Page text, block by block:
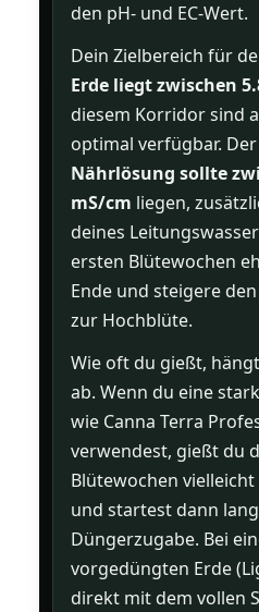
den pH- und EC-Wert.
Dein Zielbereich für
Erde liegt zwischen
diesem Korridor sind
optimal verfügbar. Der
Nährlösung sollte
mS/cm liegen,
deines
ersten Blütewochen
Ende und steigere
zur Hochblüte.
Wie oft du gießt,
ab. Wenn du eine
wie Canna Terra
verwendest, gießt du
Blütewochen
und startest dann
Düngerzugabe. Bei
vorgedüngten Erde
direkt mit dem vollen